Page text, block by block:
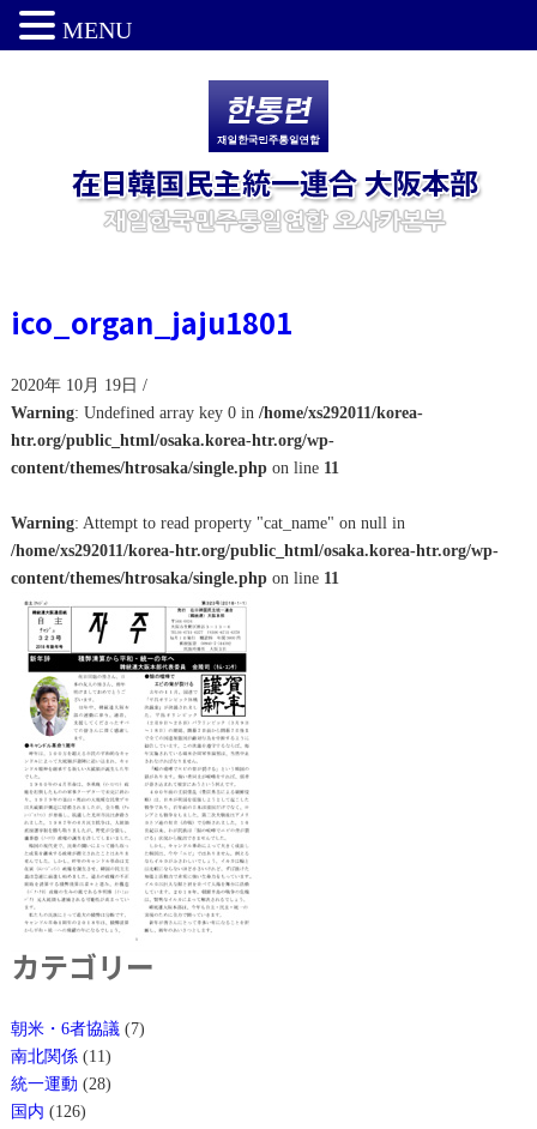
ico_organ_jaju1801
2020年 10月 19日 /
Warning: Undefined array key 0 in /home/xs292011/korea-
htr.org/public_html/osaka.korea-htr.org/wp-
content/themes/htrosaka/single.phpon line 11
Warning: Attempt to read property "cat_name" on null in
/home/xs292011/korea-htr.org/public_html/osaka.korea-htr.org/wp-
content/themes/htrosaka/single.phpon line 11
カテゴリー
朝米・6者協議(7)
南北関係(11)
統一運動 (28)
国内 (126)
MENU